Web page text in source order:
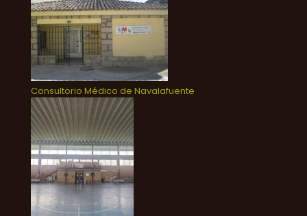
Consultorio Médico de Navalafuente